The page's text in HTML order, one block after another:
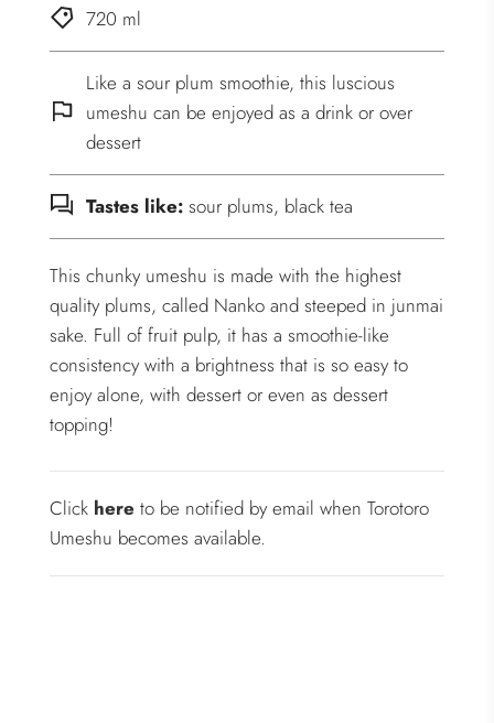
720 ml
Like a sour plum smoothie, this luscious
umeshu can be enjoyed as a drink or over
dessert
Tastes like: sour plums, black tea
This chunky umeshu is made with the highest
quality plums, called Nanko and steeped in junmai
sake. Full of fruit pulp, it has a smoothie-like
consistency with a brightness that is so easy to
enjoy alone, with dessert or even as dessert
topping!
Click here to be notified by email when Torotoro
Umeshu becomes available.